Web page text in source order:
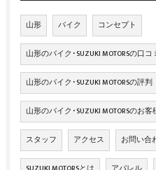
山形 バイク コンセプト
山形のバイク･SUZUKI MOTORSの口
山形のバイク･SUZUKI MOTORSの評判
山形のバイク･SUZUKI MOTORSのお
スタッフ アクセス お問い合